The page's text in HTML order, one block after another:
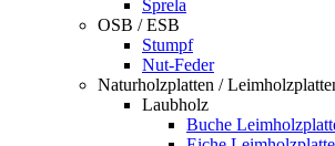
Sprela
OSB / ESB
Stumpf
Nut-Feder
Naturholzplatten /
Laubholz
Buche